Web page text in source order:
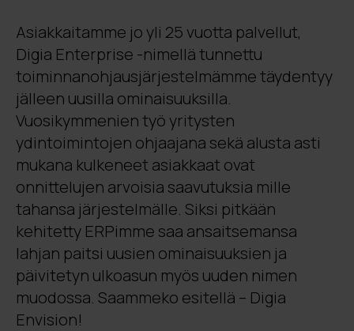
Asiakkaitamme jo yli 25 vuotta palvellut,
Digia Enterprise -nimellä tunnettu
toiminnanohjausjärjestelmämme täydentyy
jälleen uusilla ominaisuuksilla.
Vuosikymmenien työ yritysten
ydintoimintojen ohjaajana sekä alusta asti
mukana kulkeneet asiakkaat ovat
onnittelujen arvoisia saavutuksia mille
tahansa järjestelmälle. Siksi pitkään
kehitetty ERPimme saa ansaitsemansa
lahjan paitsi uusien ominaisuuksien ja
päivitetyn ulkoasun myös uuden nimen
muodossa. Saammeko esitellä – Digia
Envision!